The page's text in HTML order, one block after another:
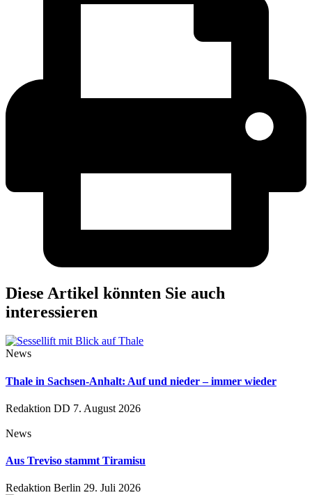
Diese Artikel könnten Sie auch
interessieren
News
Thale in Sachsen-Anhalt: Auf und nieder – immer wieder
Redaktion DD 7. August 2026
News
Aus Treviso stammt Tiramisu
Redaktion Berlin 29. Juli 2026